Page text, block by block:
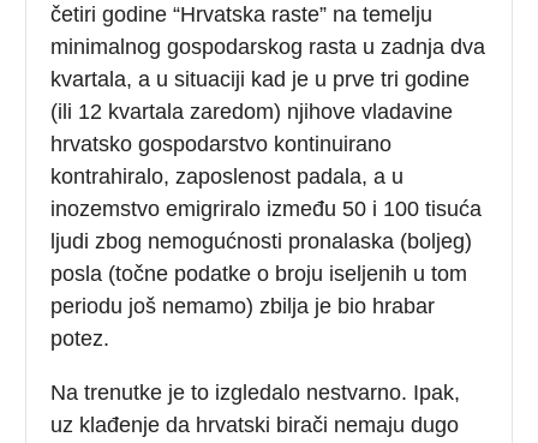
četiri godine “Hrvatska raste” na temelju
minimalnog gospodarskog rasta u zadnja dva
kvartala, a u situaciji kad je u prve tri godine
(ili 12 kvartala zaredom) njihove vladavine
hrvatsko gospodarstvo kontinuirano
kontrahiralo, zaposlenost padala, a u
inozemstvo emigriralo između 50 i 100 tisuća
ljudi zbog nemogućnosti pronalaska (boljeg)
posla (točne podatke o broju iseljenih u tom
periodu još nemamo) zbilja je bio hrabar
potez.
Na trenutke je to izgledalo nestvarno. Ipak,
uz klađenje da hrvatski birači nemaju dugo